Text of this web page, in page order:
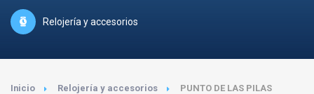
Relojería y accesorios
Inicio Relojería y accesorios PUNTO DE LAS PILAS